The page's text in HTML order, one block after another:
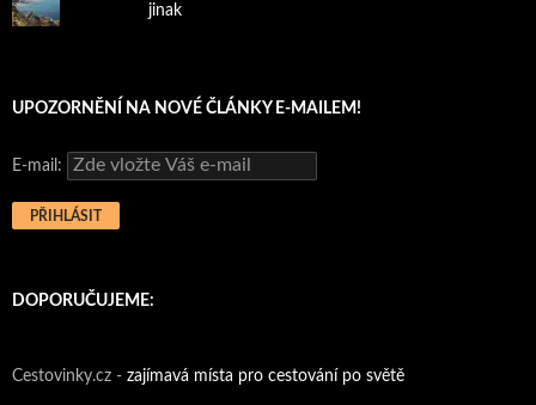
jinak
UPOZORNĚNÍ NA NOVÉ ČLÁNKY E-MAILEM!
E-mail:
DOPORUČUJEME:
Cestovinky.cz - zajímavá místa pro cestování po světě